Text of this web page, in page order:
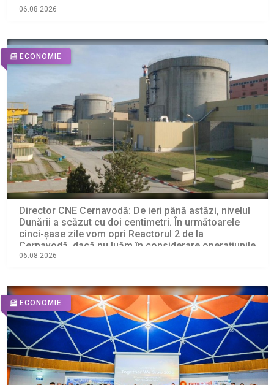
06.08.2026
ECONOMIE
Director CNE Cernavodă: De ieri până astăzi, nivelul
Dunării a scăzut cu doi centimetri. În următoarele
cinci-şase zile vom opri Reactorul 2 de la
Cernavodă, dacă nu luăm în considerare operaţiunile
de astăzi cu barjele
06.08.2026
ECONOMIE